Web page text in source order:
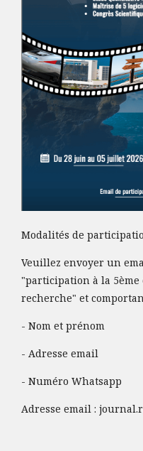
Modalités de
Veuillez envoyer un
"participation à la
recherche" et
- Nom et prénom
- Adresse email
- Numéro Whatsapp
Adresse email :